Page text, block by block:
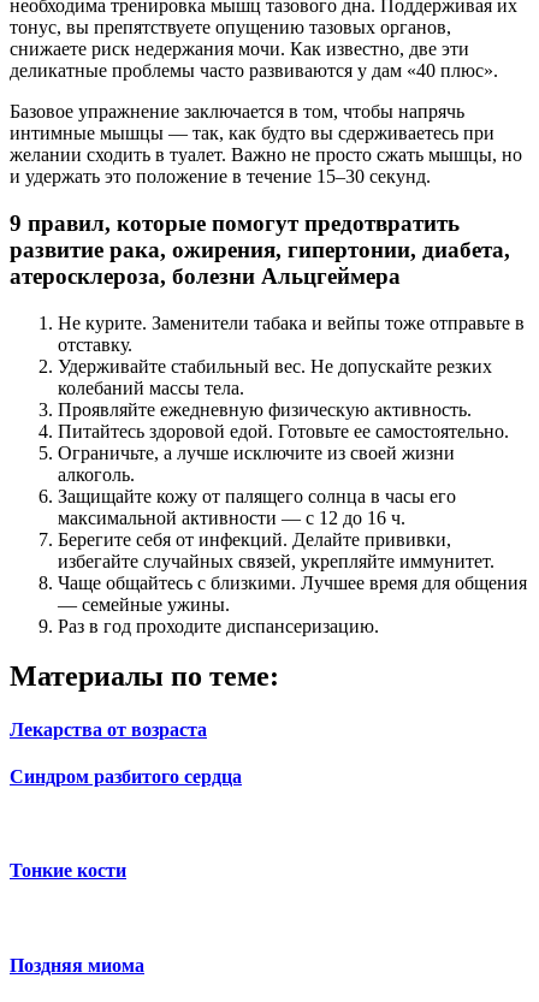
необходима тренировка мышц тазового дна. Поддерживая их
тонус, вы препятствуете опущению тазовых органов,
снижаете риск недержания мочи. Как известно, две эти
деликатные проблемы часто развиваются у дам «40 плюс».
Базовое упражнение заключается в том, чтобы напрячь
интимные мышцы — так, как будто вы сдерживаетесь при
желании сходить в туалет. Важно не просто сжать мышцы, но
и удержать это положение в течение 15–30 секунд.
9 правил, которые помогут предотвратить
развитие рака, ожирения, гипертонии, диабета,
атеросклероза, болезни Альцгеймера
Не курите. Заменители табака и вейпы тоже отправьте в
отставку.
Удерживайте стабильный вес. Не допускайте резких
колебаний массы тела.
Проявляйте ежедневную физическую активность.
Питайтесь здоровой едой. Готовьте ее самостоятельно.
Ограничьте, а лучше исключите из своей жизни
алкоголь.
Защищайте кожу от палящего солнца в часы его
максимальной активности — с 12 до 16 ч.
Берегите себя от инфекций. Делайте прививки,
избегайте случайных связей, укрепляйте иммунитет.
Чаще общайтесь с близкими. Лучшее время для общения
— семейные ужины.
Раз в год проходите диспансеризацию.
Материалы по теме:
Лекарства от возраста
Синдром разбитого сердца
Тонкие кости
Поздняя миома